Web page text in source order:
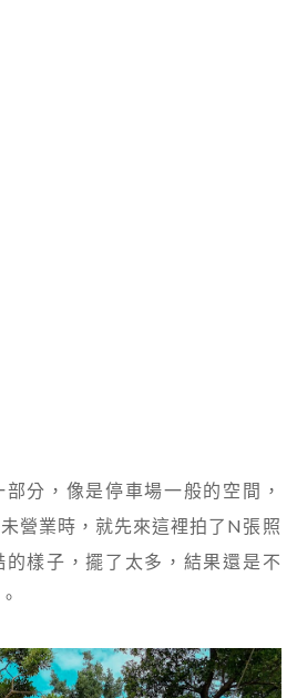
分，像是停車場一般的空間，
營業時，就先來這裡拍了N張照
樣子，擺了太多，結果還是不